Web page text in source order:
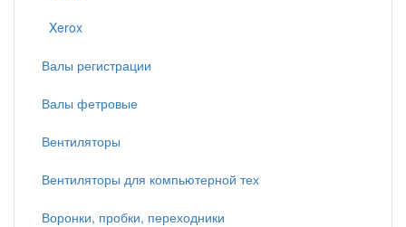
Xerox
Валы регистрации
Валы фетровые
Вентиляторы
Вентиляторы для компьютерной тех
Воронки, пробки, переходники